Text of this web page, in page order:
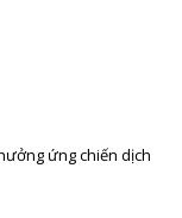
ứng chiến dịch